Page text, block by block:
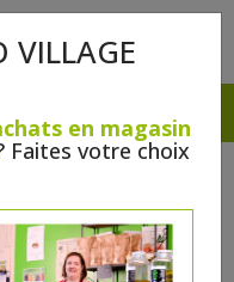
VILLAGE
en magasin
Faites votre choix